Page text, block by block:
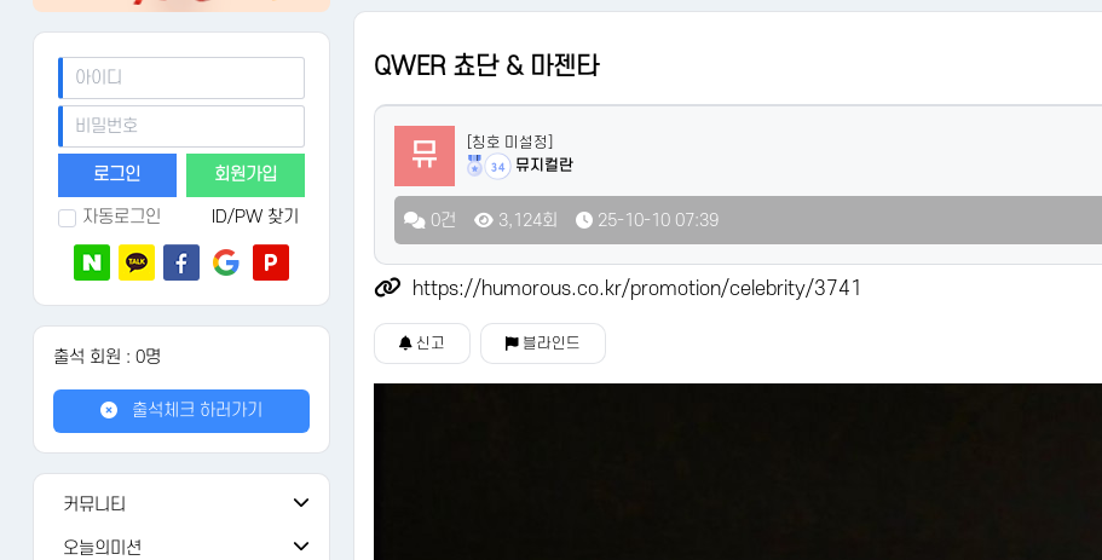
회원가입
자동로그인 ID/PW 찾기
출석 회원 : 0명
출석체크 하러가기
커뮤니티
공지사항
오늘의미션
QWER 쵸단 & 마젠타
뮤 [칭호 미설정]
34 뮤지컬란
0건 3,124회 25-10-10 07:39
https://humorous.co.kr/promotion/celebrity/3741
신고 블라인드